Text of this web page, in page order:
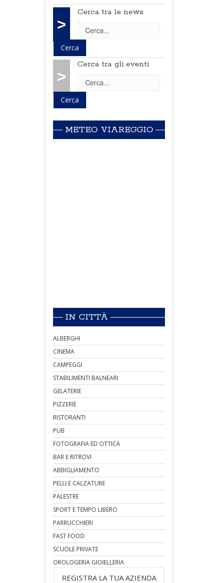
>
Cerca tra le news
>
Cerca tra gli eventi
METEO VIAREGGIO
IN CITTÀ
ALBERGHI
CINEMA
CAMPEGGI
STABILIMENTI BALNEARI
GELATERIE
PIZZERIE
RISTORANTI
PUB
FOTOGRAFIA ED OTTICA
BAR E RITROVI
ABBIGLIAMENTO
PELLI E CALZATURE
PALESTRE
SPORT E TEMPO LIBERO
PARRUCCHIERI
FAST FOOD
SCUOLE PRIVATE
OROLOGERIA GIOIELLERIA
REGISTRA LA TUA AZIENDA